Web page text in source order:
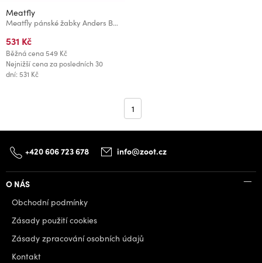
Meatfly
Meatfly pánské žabky Anders Black/Grey
531 Kč
Běžná cena549 Kč
Nejnižší cena za posledních 30
dní: 531 Kč
1
+420 606 723 678 info@zoot.cz
O NÁS
Obchodní podmínky
Zásady použití cookies
Zásady zpracování osobních údajů
Kontakt